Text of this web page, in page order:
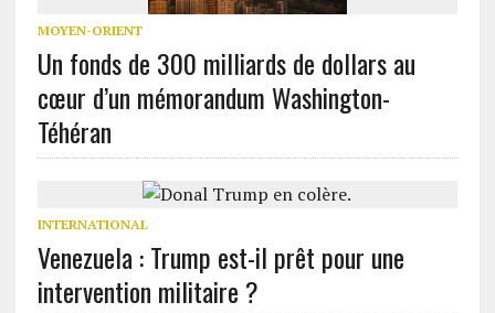
MOYEN-ORIENT
Un fonds de 300 milliards de dollars au
cœur d’un mémorandum Washington-
Téhéran
INTERNATIONAL
Venezuela : Trump est-il prêt pour une
intervention militaire ?